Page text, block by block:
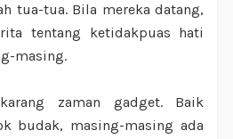
tua-tua. Bila mereka datang,
tentang ketidakpuas hati
masing.
zaman gadget. Baik
budak, masing-masing ada